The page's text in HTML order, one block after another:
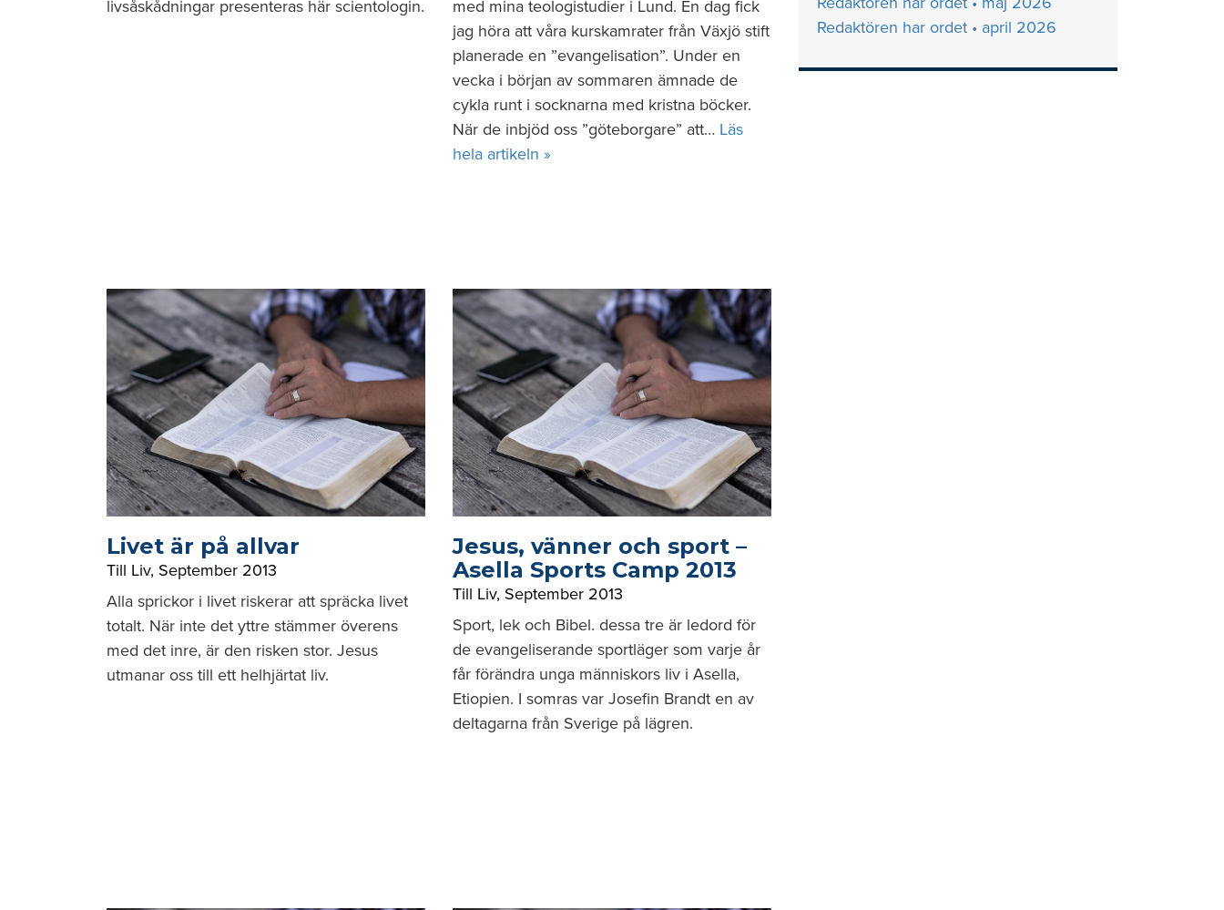
livsåskådningar presenteras här scientologin.
med mina teologistudier i Lund. En dag fick
jag höra att våra kurskamrater från Växjö stift
planerade en ”evangelisation”. Under en
vecka i början av sommaren ämnade de
cykla runt i socknarna med kristna böcker.
När de inbjöd oss ”göteborgare” att… Läs
hela artikeln »
Livet är på allvar
Till Liv, September 2013
Alla sprickor i livet riskerar att spräcka livet
totalt. När inte det yttre stämmer överens
med det inre, är den risken stor. Jesus
utmanar oss till ett helhjärtat liv.
Jesus, vänner och sport –
Asella Sports Camp 2013
Till Liv, September 2013
Sport, lek och Bibel. dessa tre är ledord för
de evangeliserande sportläger som varje år
får förändra unga människors liv i Asella,
Etiopien. I somras var Josefin Brandt en av
deltagarna från Sverige på lägren.
Redaktören har ordet • april 2026